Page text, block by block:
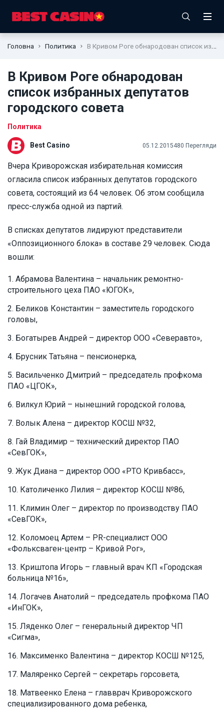
Головна Политика В Кривом Роге обнародован список избранных депутатов городского совета
В Кривом Роге обнародован
список избранных депутатов
городского совета
Политика
Best Casino 05.12.2015480 Перегляди
Вчера Криворожская избирательная комиссия
огласила список избранных депутатов городского
совета, состоящий из 64 человек. Об этом сообщила
пресс-служба одной из партий.
В списках депутатов лидируют представители
«Оппозиционного блока» в составе 29 человек. Сюда
вошли:
Абрамова Валентина – начальник ремонтно-
строительного цеха ПАО «ЮГОК»,
Беликов Константин – заместитель городского
головы,
Богатырев Андрей – директор ООО «Северавто»,
Брусник Татьяна – пенсионерка,
Васильченко Дмитрий – председатель профкома
ПАО «ЦГОК»,
Вилкул Юрий – нынешний городской голова,
Волык Алена – директор КОСШ №32,
Гай Владимир – технический директор ПАО
«СевГОК»,
Жук Диана – директор ООО «РТО Кривбасс»,
Католиченко Лилия – директор КОСШ №86,
Климин Олег – директор по производству ПАО
«СевГОК»,
Коломоец Артем – PR-специалист ООО
«Фольксваген-центр – Кривой Рог»,
Криштопа Игорь – главный врач КП «Городская
больница №16»,
Логачев Анатолий – председатель профкома ПАО
«ИнГОК»,
Ляденко Олег – генеральный директор ЧП
«Сигма»,
Максименко Валентина – директор КОСШ №125,
Маляренко Сергей – секретарь горсовета,
Матвеенко Елена – главврач Криворожского
специализированного дома ребенка,